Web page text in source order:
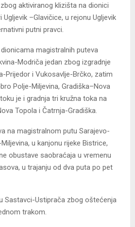
aktiviranog klizišta na dionici
–Glavičice, u rejonu Ugljevik
putni pravci.
magistralnih puteva
Modriča jedan zbog izgradnje
Prijedor i Vukosavlje-Brčko, zatim
Polje-Miljevina, Gradiška–Nova
je i gradnja tri kružna toka na
Topola i Čatrnja-Gradiška.
na magistralnom putu Sarajevo-
u kanjonu rijeke Bistrice,
obustave saobraćaja u vremenu
u trajanju od dva puta po pet
Sastavci-Ustiprača zbog oštećenja
trakom.